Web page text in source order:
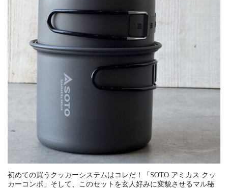
初めての買うクッカーシステムはコレだ！「SOTO アミカス クッ
カーコンボ」そして、このセットを玄人好みに変貌させるマル秘